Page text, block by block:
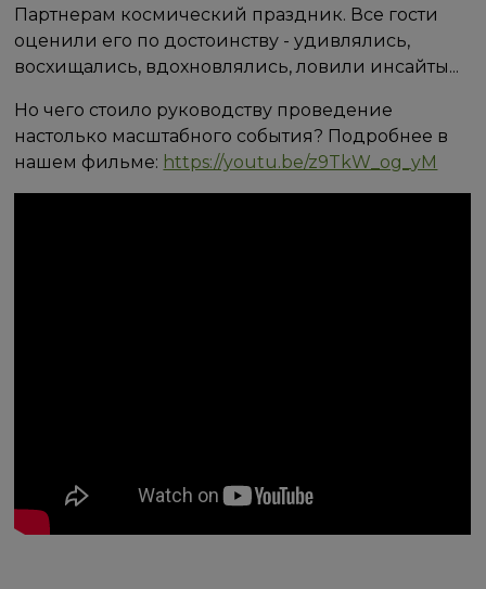
Партнерам космический праздник. Все гости
оценили его по достоинству - удивлялись,
восхищались, вдохновлялись, ловили инсайты...
Но чего стоило руководству проведение
настолько масштабного события? Подробнее в
нашем фильме: https://youtu.be/z9TkW_og_yM